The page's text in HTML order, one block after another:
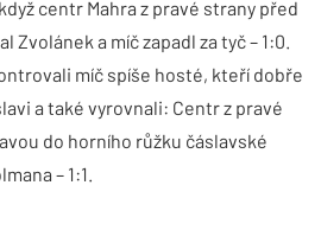
centr Mahra z pravé strany před
Zvolánek a míč zapadl za tyč – 1:0.
míč spíše hosté, kteří dobře
a také vyrovnali: Centr z pravé
do horního růžku čáslavské
– 1:1.